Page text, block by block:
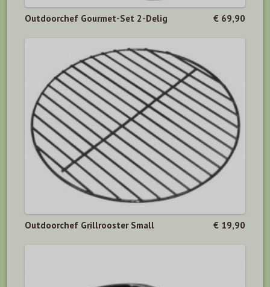
Outdoorchef Gourmet-Set 2-Delig € 69,90
Outdoorchef Grillrooster Small € 19,90